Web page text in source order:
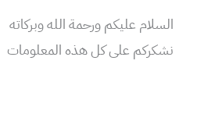
السلام عليكم ورحمة الله وبركاته
نشكركم على كل هذه المعلومات